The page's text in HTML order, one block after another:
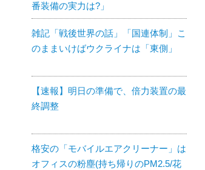
番装備の実力は?」
雑記「戦後世界の話」「国連体制」こ
のままいけばウクライナは「東側」
【速報】明日の準備で、倍力装置の最
終調整
格安の「モバイルエアクリーナー」は
オフィスの粉塵(持ち帰りのPM2.5/花